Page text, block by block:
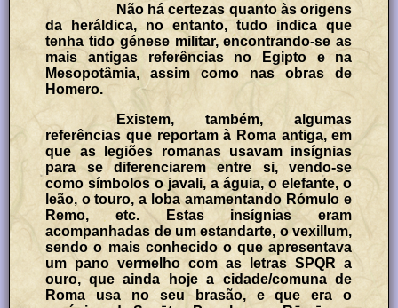
Não há certezas quanto às origens
da heráldica, no entanto, tudo indica que
tenha tido génese militar, encontrando-se as
mais antigas referências no Egipto e na
Mesopotâmia, assim como nas obras de
Homero.
Existem, também, algumas
referências que reportam à Roma antiga, em
que as legiões romanas usavam insígnias
para se diferenciarem entre si, vendo-se
como símbolos o javali, a águia, o elefante, o
leão, o touro, a loba amamentando Rómulo e
Remo, etc. Estas insígnias eram
acompanhadas de um estandarte, o vexillum,
sendo o mais conhecido o que apresentava
um pano vermelho com as letras SPQR a
ouro, que ainda hoje a cidade/comuna de
Roma usa no seu brasão, e que era o